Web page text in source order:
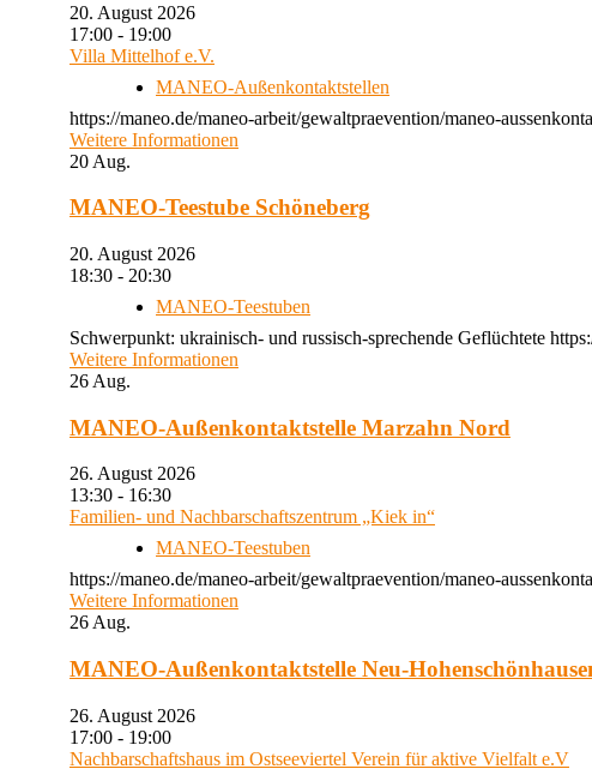
20. August 2026
17:00 - 19:00
Villa Mittelhof e.V.
MANEO-Außenkontaktstellen
https://maneo.de/maneo-arbeit/gewaltpraevention/maneo-
Weitere Informationen
20 Aug.
MANEO-Teestube Schöneberg
20. August 2026
18:30 - 20:30
MANEO-Teestuben
Schwerpunkt: ukrainisch- und russisch-sprechende Geflüchtete
Weitere Informationen
26 Aug.
MANEO-Außenkontaktstelle Marzahn Nord
26. August 2026
13:30 - 16:30
Familien- und Nachbarschaftszentrum „Kiek in“
MANEO-Teestuben
https://maneo.de/maneo-arbeit/gewaltpraevention/maneo-
Weitere Informationen
26Aug.
MANEO-Außenkontaktstelle Neu-
26. August 2026
17:00 - 19:00
Nachbarschaftshaus im Ostseeviertel Verein für aktive Vielfalt e.V